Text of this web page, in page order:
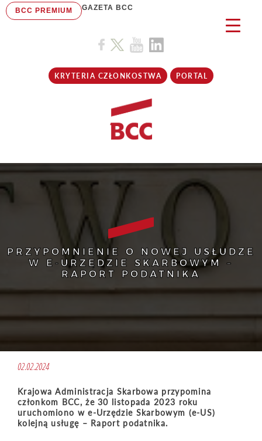
BCC PREMIUM GAZETA BCC
KRYTERIA CZŁONKOSTWA PORTAL
PRZYPOMNIENIE O NOWEJ USŁUDZE
W E-URZĘDZIE SKARBOWYM –
RAPORT PODATNIKA
02.02.2024
Krajowa Administracja Skarbowa przypomina
członkom BCC, że 30 listopada 2023 roku
uruchomiono w e-Urzędzie Skarbowym (e-US)
kolejną usługę – Raport podatnika.